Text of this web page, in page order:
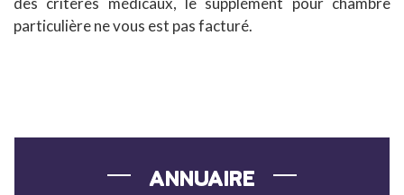
particulière ne vous est pas facturé.
ANNUAIRE